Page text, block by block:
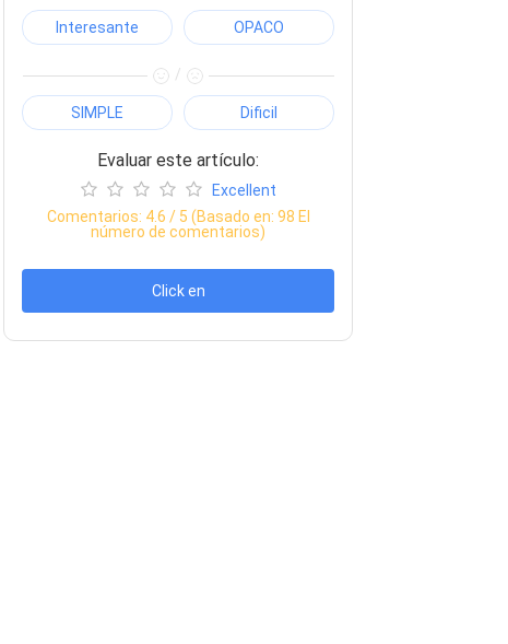
Interesante OPACO
/
SIMPLE Dificil
Evaluar este artículo:
Excellent
Comentarios: 4.6 / 5 (Basado en: 98 El
número de comentarios)
Click en